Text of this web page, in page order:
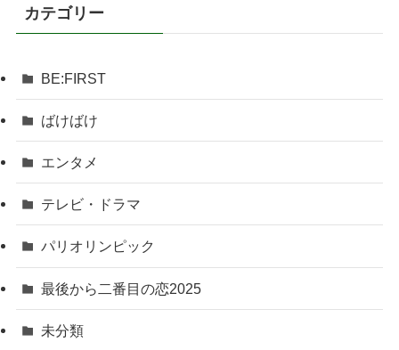
カテゴリー
BE:FIRST
ばけばけ
エンタメ
テレビ・ドラマ
パリオリンピック
最後から二番目の恋2025
未分類